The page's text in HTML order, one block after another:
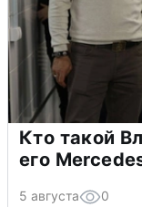
Кто такой
его
5 августа 0